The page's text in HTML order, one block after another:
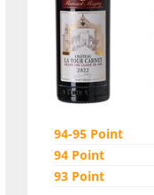
94-95 Point
94 Point
93 Point